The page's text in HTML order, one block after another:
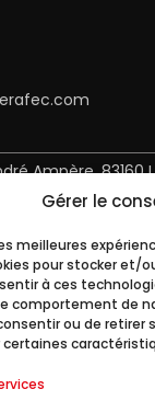
Gérer le
meilleures
pour stocker et/
à ces
comportement de
ou de
Ampère, 83160